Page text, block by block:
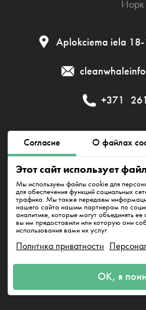
Согласие О файлах
Этот сайт использует
Мы используем файлы cookie для
для обеспечения функций социальных
трафика. Мы также передаем
нашего сайта нашим партнерам по
аналитике, которые могут объединять
вы им предоставили или которую они
использования вами их услуг
Политика приватности
ОК, я
Йорк
Aplokciema iela
+371
Публичный договор
Политика
SIA IT klīnings.
Juridiskā adrese: Aplokciema iela
pieņemšanas laiks- visu diennakti.